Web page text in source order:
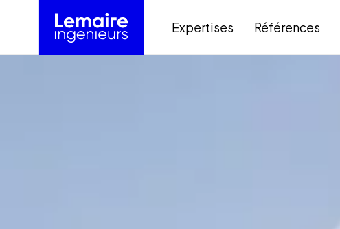
Expertises Références